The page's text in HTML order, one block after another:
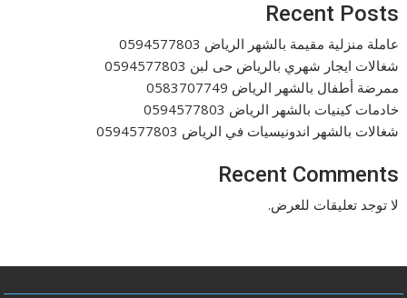
Recent Posts
عاملة منزلية مقيمة بالشهر الرياض 0594577803
شغالات ايجار شهري بالرياض حى لبن 0594577803
ممرضة أطفال بالشهر الرياض 0583707749
خادمات كينيات بالشهر الرياض 0594577803
شغالات بالشهر اندونيسيات في الرياض 0594577803
Recent Comments
لا توجد تعليقات للعرض.